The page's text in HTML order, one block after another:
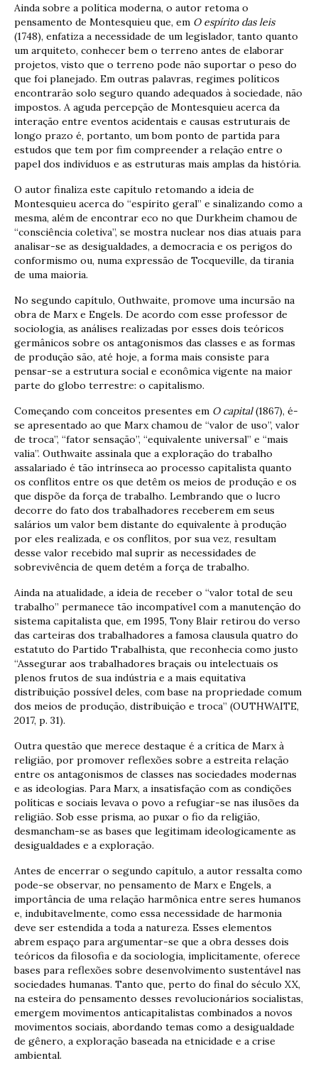
Ainda sobre a política moderna, o autor retoma o
pensamento de Montesquieu que, em O espírito das leis
(1748), enfatiza a necessidade de um legislador, tanto quanto
um arquiteto, conhecer bem o terreno antes de elaborar
projetos, visto que o terreno pode não suportar o peso do
que foi planejado. Em outras palavras, regimes políticos
encontrarão solo seguro quando adequados à sociedade, não
impostos. A aguda percepção de Montesquieu acerca da
interação entre eventos acidentais e causas estruturais de
longo prazo é, portanto, um bom ponto de partida para
estudos que tem por fim compreender a relação entre o
papel dos indivíduos e as estruturas mais amplas da história.
O autor finaliza este capítulo retomando a ideia de
Montesquieu acerca do “espírito geral” e sinalizando como a
mesma, além de encontrar eco no que Durkheim chamou de
“consciência coletiva”, se mostra nuclear nos dias atuais para
analisar-se as desigualdades, a democracia e os perigos do
conformismo ou, numa expressão de Tocqueville, da tirania
de uma maioria.
No segundo capítulo, Outhwaite, promove uma incursão na
obra de Marx e Engels. De acordo com esse professor de
sociologia, as análises realizadas por esses dois teóricos
germânicos sobre os antagonismos das classes e as formas
de produção são, até hoje, a forma mais consiste para
pensar-se a estrutura social e econômica vigente na maior
parte do globo terrestre: o capitalismo.
Começando com conceitos presentes em O capital(1867), é-
se apresentado ao que Marx chamou de “valor de uso”, valor
de troca”, “fator sensação”, “equivalente universal” e “mais
valia”. Outhwaite assinala que a exploração do trabalho
assalariado é tão intrínseca ao processo capitalista quanto
os conflitos entre os que detêm os meios de produção e os
que dispõe da força de trabalho. Lembrando que o lucro
decorre do fato dos trabalhadores receberem em seus
salários um valor bem distante do equivalente à produção
por eles realizada, e os conflitos, por sua vez, resultam
desse valor recebido mal suprir as necessidades de
sobrevivência de quem detém a força de trabalho.
Ainda na atualidade, a ideia de receber o “valor total de seu
trabalho” permanece tão incompatível com a manutenção do
sistema capitalista que, em 1995, Tony Blair retirou do verso
das carteiras dos trabalhadores a famosa clausula quatro do
estatuto do Partido Trabalhista, que reconhecia como justo
“Assegurar aos trabalhadores braçais ou intelectuais os
plenos frutos de sua indústria e a mais equitativa
distribuição possível deles, com base na propriedade comum
dos meios de produção, distribuição e troca” (OUTHWAITE,
2017, p. 31).
Outra questão que merece destaque é a crítica de Marx à
religião, por promover reflexões sobre a estreita relação
entre os antagonismos de classes nas sociedades modernas
e as ideologias. Para Marx, a insatisfação com as condições
políticas e sociais levava o povo a refugiar-se nas ilusões da
religião. Sob esse prisma, ao puxar o fio da religião,
desmancham-se as bases que legitimam ideologicamente as
desigualdades e a exploração.
Antes de encerrar o segundo capítulo, a autor ressalta como
pode-se observar, no pensamento de Marx e Engels, a
importância de uma relação harmônica entre seres humanos
e, indubitavelmente, como essa necessidade de harmonia
deve ser estendida a toda a natureza. Esses elementos
abrem espaço para argumentar-se que a obra desses dois
teóricos da filosofia e da sociologia, implicitamente, oferece
bases para reflexões sobre desenvolvimento sustentável nas
sociedades humanas. Tanto que, perto do final do século XX,
na esteira do pensamento desses revolucionários socialistas,
emergem movimentos anticapitalistas combinados a novos
movimentos sociais, abordando temas como a desigualdade
de gênero, a exploração baseada na etnicidade e a crise
ambiental.